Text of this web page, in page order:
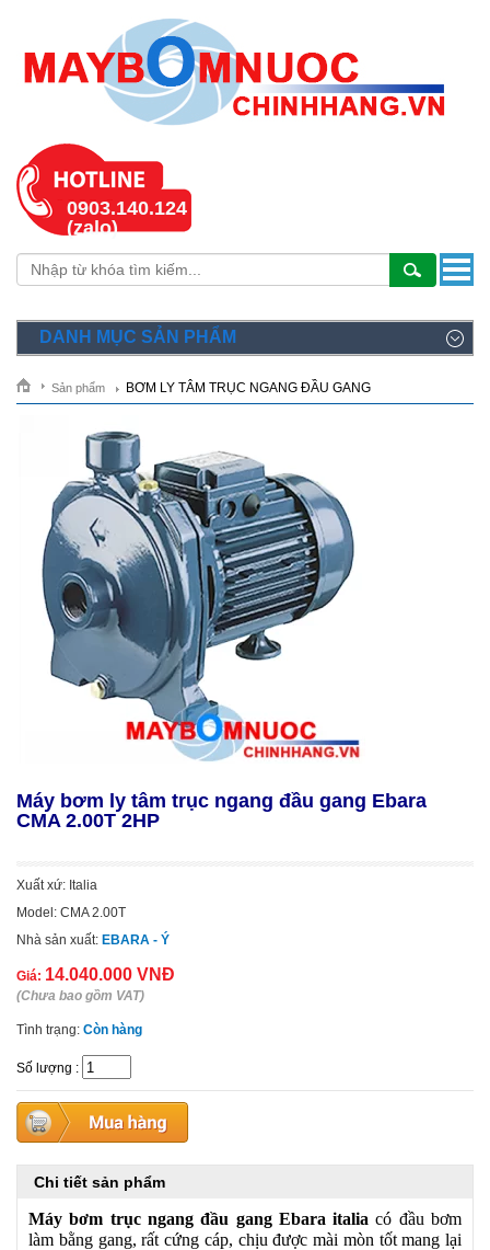
0903.140.124
(zalo)
DANH MỤC SẢN PHẨM
Sản phẩm BƠM LY TÂM TRỤC NGANG ĐẦU GANG
Máy bơm ly tâm trục ngang đầu gang Ebara
CMA 2.00T 2HP
Xuất xứ: Italia
Model: CMA 2.00T
Nhà sản xuất: EBARA - Ý
Giá: 14.040.000 VNĐ
(Chưa bao gồm VAT)
Tình trạng: Còn hàng
Số lượng :
Chi tiết sản phẩm
Máy bơm trục ngang đầu gang Ebara italiacó đầu bơm
làm bằng gang, rất cứng cáp, chịu được mài mòn tốt mang lại